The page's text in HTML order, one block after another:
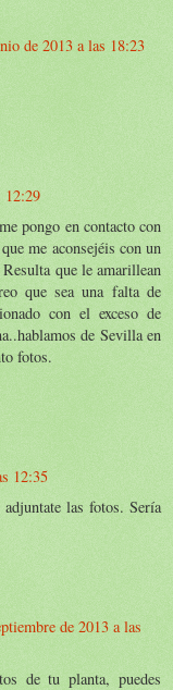
de 2013 a las 18:23
12:29
pongo en contacto con
me aconsejéis con un
que le amarillean
que sea una falta de
con el exceso de
de Sevilla en
fotos.
12:35
las fotos. Sería
de 2013 a las
de tu planta, puedes